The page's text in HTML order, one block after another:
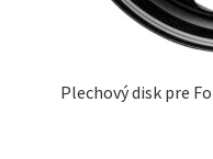
Plechový disk pre